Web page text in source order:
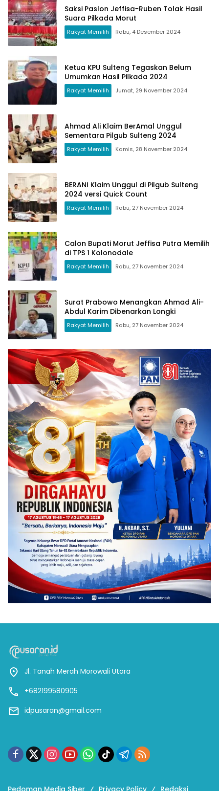
Saksi Paslon Jeffisa-Ruben Tolak Hasil
Suara Pilkada Morut
Rakyat Memilih Rabu, 4 Desember 2024
Ketua KPU Sulteng Tegaskan Belum
Umumkan Hasil Pilkada 2024
Rakyat Memilih Jumat, 29 November 2024
Ahmad Ali Klaim BerAmal Unggul
Sementara Pilgub Sulteng 2024
Rakyat Memilih Kamis, 28 November 2024
BERANI Klaim Unggul di Pilgub Sulteng
2024 versi Quick Count
Rakyat Memilih Rabu, 27 November 2024
Calon Bupati Morut Jeffisa Putra Memilih
di TPS 1 Kolonodale
Rakyat Memilih Rabu, 27 November 2024
Surat Prabowo Menangkan Ahmad Ali-
Abdul Karim Dibenarkan Longki
Rakyat Memilih Rabu, 27 November 2024
Jl. Tanah Merah Morowali Utara
+682199580905
idpusaran@gmail.com